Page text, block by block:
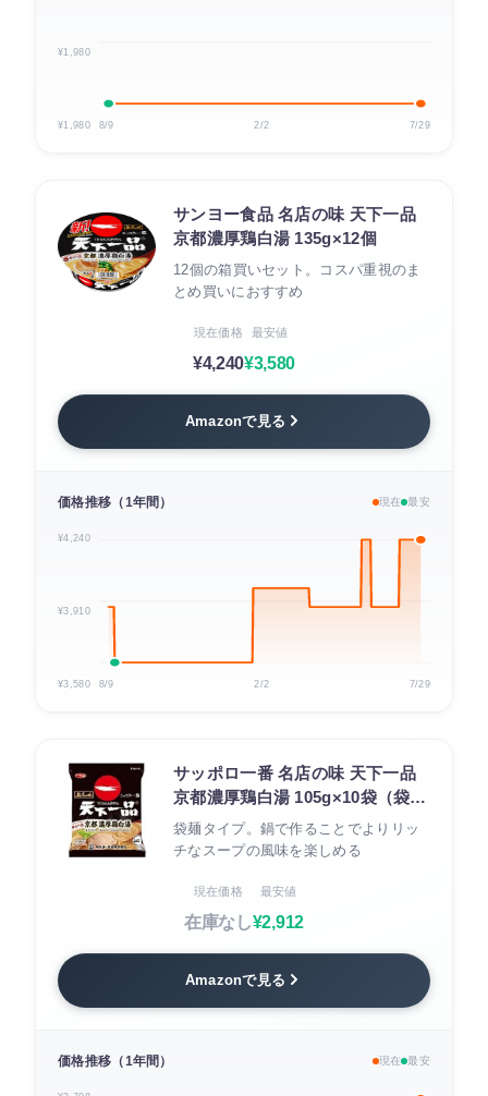
¥1,980
¥1,980 8/9 2/2 7/29
サンヨー食品 名店の味 天下一品
京都濃厚鶏白湯 135g×12個
12個の箱買いセット。コスパ重視のま
とめ買いにおすすめ
現在価格
¥4,240
最安値
¥3,580
Amazonで見る
価格推移（1年間） 現在 最安
¥4,240
¥3,910
¥3,580 8/9 2/2 7/29
サッポロ一番 名店の味 天下一品
京都濃厚鶏白湯 105g×10袋（袋
麺）
袋麺タイプ。鍋で作ることでよりリッ
チなスープの風味を楽しめる
現在価格
在庫なし
最安値
¥2,912
Amazonで見る
価格推移（1年間） 現在 最安